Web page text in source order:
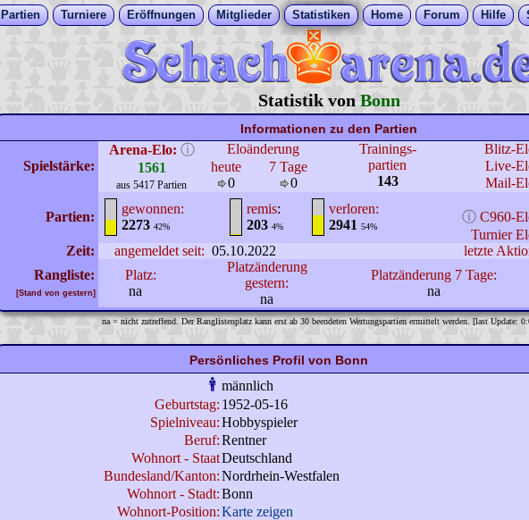
Partien Turniere Eröffnungen Mitglieder Statistiken Home Forum Hilfe
Statistik von Bonn
Informationen zu den Partien
Spielstärke:
Arena-Elo: ⓘ
1561
aus 5417 Partien
Eloänderung
Trainings-
partien
143
Blitz-
heute
0
7 Tage
0
Live-
Mail-
Partien:
gewonnen:
2273 42%
remis:
203 4%
verloren:
2941 54%
ⓘ C960-
Turnier
Zeit:
angemeldet seit: 05.10.2022
letzte
Rangliste:
[Stand von gestern]
Platz:
na
Platzänderung
gestern:
na
Platzänderung 7 Tage:
na
na = nicht zutreffend. Der Ranglistenplatz kann erst ab 30 beendeten Wertungspartien ermittelt werden. [last Update:
Persönliches Profil von Bonn
männlich
Geburtstag: 1952-05-16
Spielniveau:Hobbyspieler
Beruf:Rentner
Wohnort - StaatDeutschland
Bundesland/Kanton:Nordrhein-Westfalen
Wohnort - Stadt:Bonn
Wohnort-Position:Karte zeigen